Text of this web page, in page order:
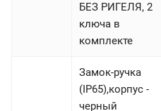
БЕЗ РИГЕЛЯ, 2
ключа в
комплекте
Замок-ручка
(IP65),корпус -
черный